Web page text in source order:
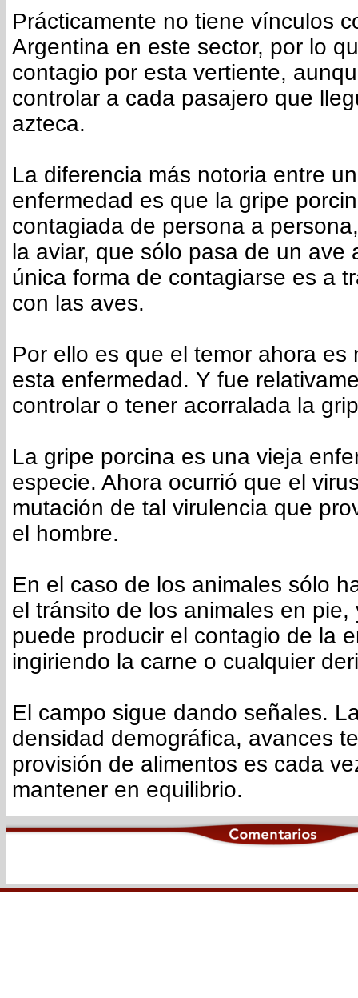
Prácticamente no tiene vínculos
Argentina en este sector, por lo
contagio por esta vertiente,
controlar a cada pasajero que
azteca.
La diferencia más notoria entre
enfermedad es que la gripe
contagiada de persona a
la aviar, que sólo pasa de un ave
única forma de contagiarse es a
con las aves.
Por ello es que el temor ahora es
esta enfermedad. Y fue
controlar o tener acorralada la
La gripe porcina es una vieja
especie. Ahora ocurrió que el
mutación de tal virulencia que
el hombre.
En el caso de los animales sólo
el tránsito de los animales en pie,
puede producir el contagio de la
ingiriendo la carne o cualquier
El campo sigue dando señales.
densidad demográfica, avances
provisión de alimentos es cada
mantener en equilibrio.